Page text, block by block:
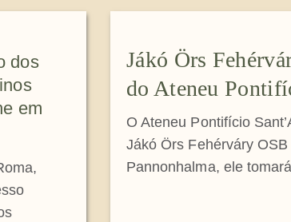
dos
em
Jákó Örs
do Ateneu
O Ateneu Pontifício
Jákó Örs Fehérváry
Pannonhalma, ele